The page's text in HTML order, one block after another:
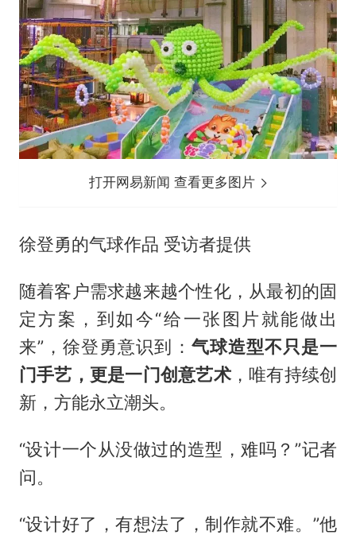
打开网易新闻 查看更多图片
徐登勇的气球作品 受访者提供
随着客户需求越来越个性化，从最初的固
定方案，到如今“给一张图片就能做出
来”，徐登勇意识到： 气球造型不只是一
门手艺，更是一门创意艺术，唯有持续创
新，方能永立潮头。
“设计一个从没做过的造型，难吗？”记者
问。
“设计好了，有想法了，制作就不难。”他